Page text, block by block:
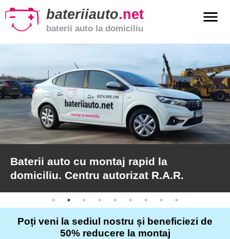
bateriiauto.net
baterii auto la domiciliu
menu
Baterii
moto
Baterii
de
camion
Articole
Baterii auto cu montaj rapid la
domiciliu. Centru autorizat R.A.R.
Poți veni la sediul nostru și beneficiezi de
50% reducere la montaj